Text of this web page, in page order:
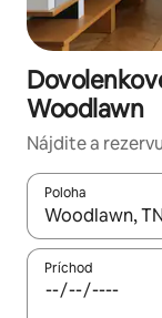
Woodlawn
Nájdite a
Poloha
Keď budú
Príchod